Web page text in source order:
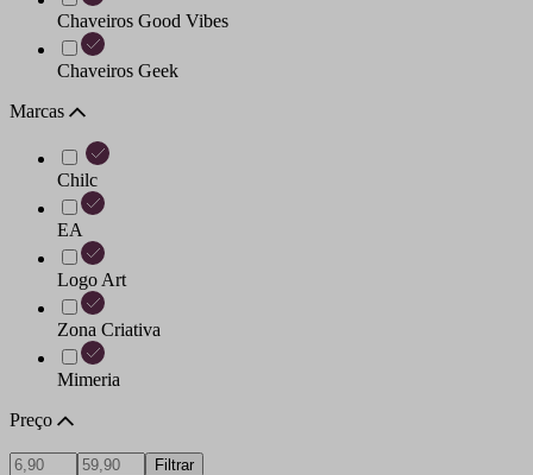
Chaveiros Good Vibes
Chaveiros Geek
Marcas
Chilc
EA
Logo Art
Zona Criativa
Mimeria
Preço
Filtrar